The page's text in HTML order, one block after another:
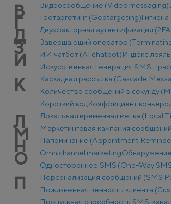
В Видеосообщение (Video messaging)
Г Геотаргетинг (Geotargeting)
Д Двухфакторная аутентификация
З Завершающий оператор
И ИИ чатбот (AI chatbot)Индекс
Искусственная генерация SMS-
К Каскадная рассылка (Cascade
Количество сообщений в секунду
Короткий кодКоэффициент
Л Локальная временная метка (Local
М Маркетинговая кампания
Н Напоминание (Appointment
О Оmnichannel marketing
Одностороннее SMS (One-Way
П Персонализация сообщений (SMS
Пожизненная ценность клиента
Пропускная способность SMS-